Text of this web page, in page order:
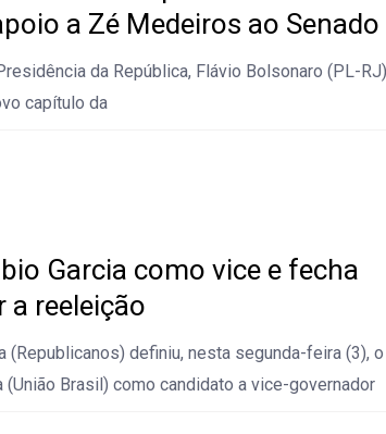
a Zé Medeiros ao Senado
da República, Flávio Bolsonaro (PL-
capítulo da
Garcia como vice e fecha
a reeleição
(Republicanos) definiu, nesta segunda-feira (3), o
Brasil) como candidato a vice-governador